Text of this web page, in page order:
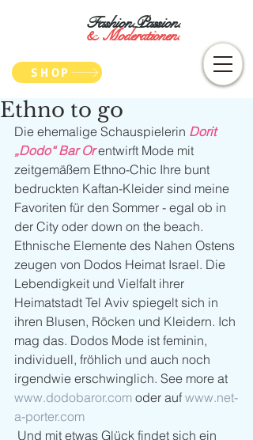
Fashion.Passion.
&Moderationen.
SHOP
Ethno to go
Die ehemalige Schauspielerin Dorit
„Dodo“ Bar Or entwirft Mode mit
zeitgemäßem Ethno-Chic Ihre bunt
bedruckten Kaftan-Kleider sind meine
Favoriten für den Sommer - egal ob in
der City oder down on the beach.
Ethnische Elemente des Nahen Ostens
zeugen von Dodos Heimat Israel. Die
Lebendigkeit und Vielfalt ihrer
Heimatstadt Tel Aviv spiegelt sich in
ihren Blusen, Röcken und Kleidern. Ich
mag das. Dodos Mode ist feminin,
individuell, fröhlich und auch noch
irgendwie erschwinglich. See more at
www.dodobaror.com oder auf www.net-
a-porter.com